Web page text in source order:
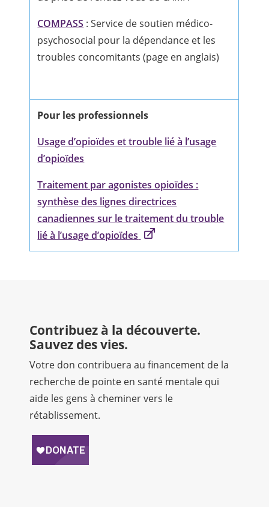
COMPASS : Service de soutien médico-
psychosocial pour la dépendance et les
troubles concomitants (page en anglais)
Pour les professionnels
Usage d’opioïdes et trouble lié à l’usage
d’opioïdes
Traitement par agonistes opioïdes :
synthèse des lignes directrices
canadiennes sur le traitement du trouble
lié à l’usage d’opioïdes
Contribuez à la découverte.
Sauvez des vies.
Votre don contribuera au financement de la
recherche de pointe en santé mentale qui
aide les gens à cheminer vers le
rétablissement.